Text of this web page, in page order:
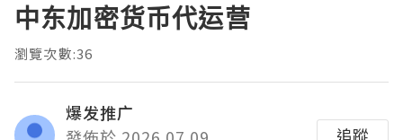
中东加密货币代运营
瀏覽次數:36
爆发推广
追蹤